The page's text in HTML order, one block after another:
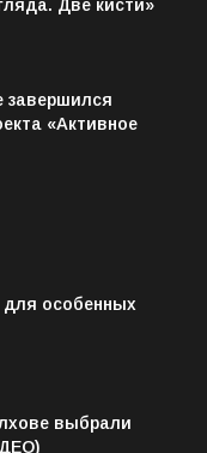
приглашает
особенных